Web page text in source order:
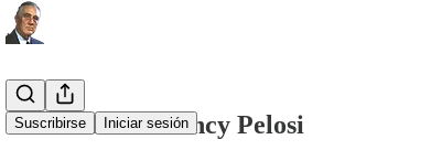
Suscribirse Iniciar sesión
El talento de Nancy Pelosi